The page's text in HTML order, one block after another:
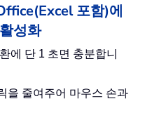
포함)에
성화
에 단 1 초면 충분합니
을 줄여주어 마우스 손과